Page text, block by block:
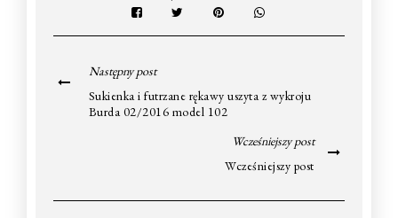
Następny post
Sukienka i futrzane rękawy uszyta z wykroju
Burda 02/2016 model 102
Wcześniejszy post
Wcześniejszy post